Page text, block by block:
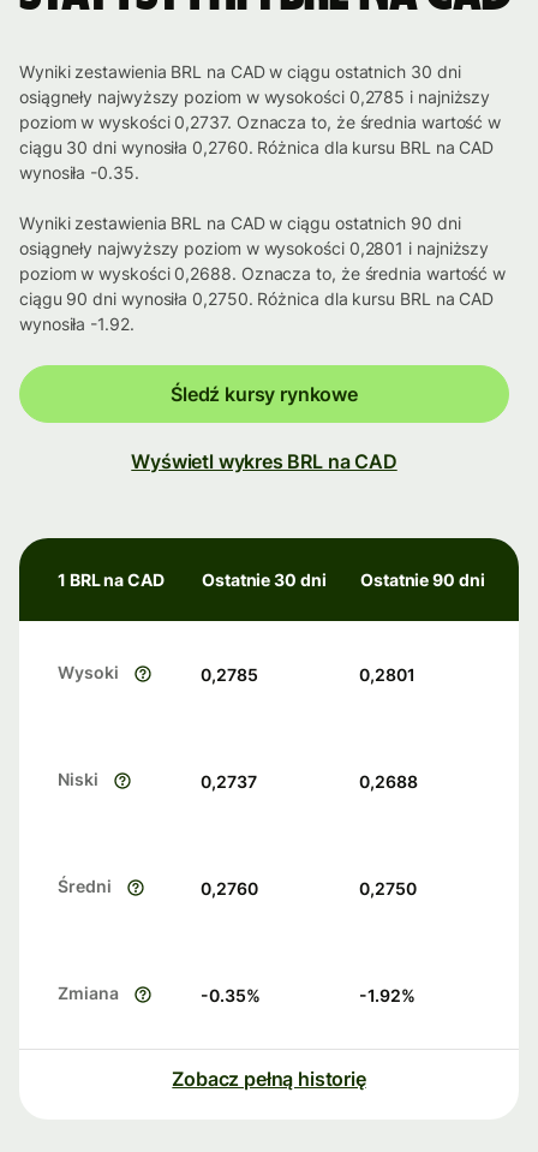
Wyniki zestawienia BRL na CAD w ciągu ostatnich 30 dni
osiągneły najwyższy poziom w wysokości 0,2785 i najniższy
poziom w wyskości 0,2737. Oznacza to, że średnia wartość w
ciągu 30 dni wynosiła 0,2760. Różnica dla kursu BRL na CAD
wynosiła -0.35.
Wyniki zestawienia BRL na CAD w ciągu ostatnich 90 dni
osiągneły najwyższy poziom w wysokości 0,2801 i najniższy
poziom w wyskości 0,2688. Oznacza to, że średnia wartość w
ciągu 90 dni wynosiła 0,2750. Różnica dla kursu BRL na CAD
wynosiła -1.92.
Śledź kursy rynkowe
Wyświetl wykres BRL na CAD
1 BRL na CAD Ostatnie 30 dni Ostatnie 90 dni
Wysoki 0,2785 0,2801
Niski 0,2737 0,2688
Średni 0,2760 0,2750
Zmiana -0.35% -1.92%
Zobacz pełną historię